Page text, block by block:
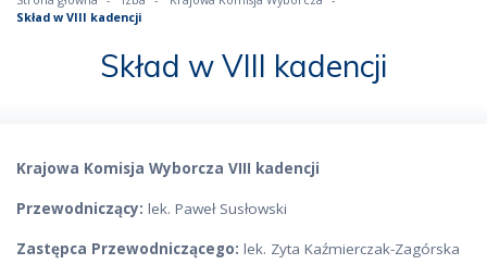
Skład w VIII kadencji
Skład w VIII kadencji
Krajowa Komisja Wyborcza VIII kadencji
Przewodniczący: lek. Paweł Susłowski
Zastępca Przewodniczącego: lek. Zyta Kaźmierczak-Zagórska